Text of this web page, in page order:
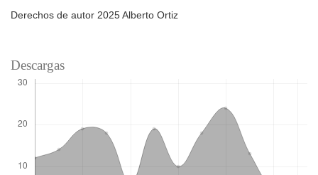
Derechos de autor 2025 Alberto Ortiz
Descargas